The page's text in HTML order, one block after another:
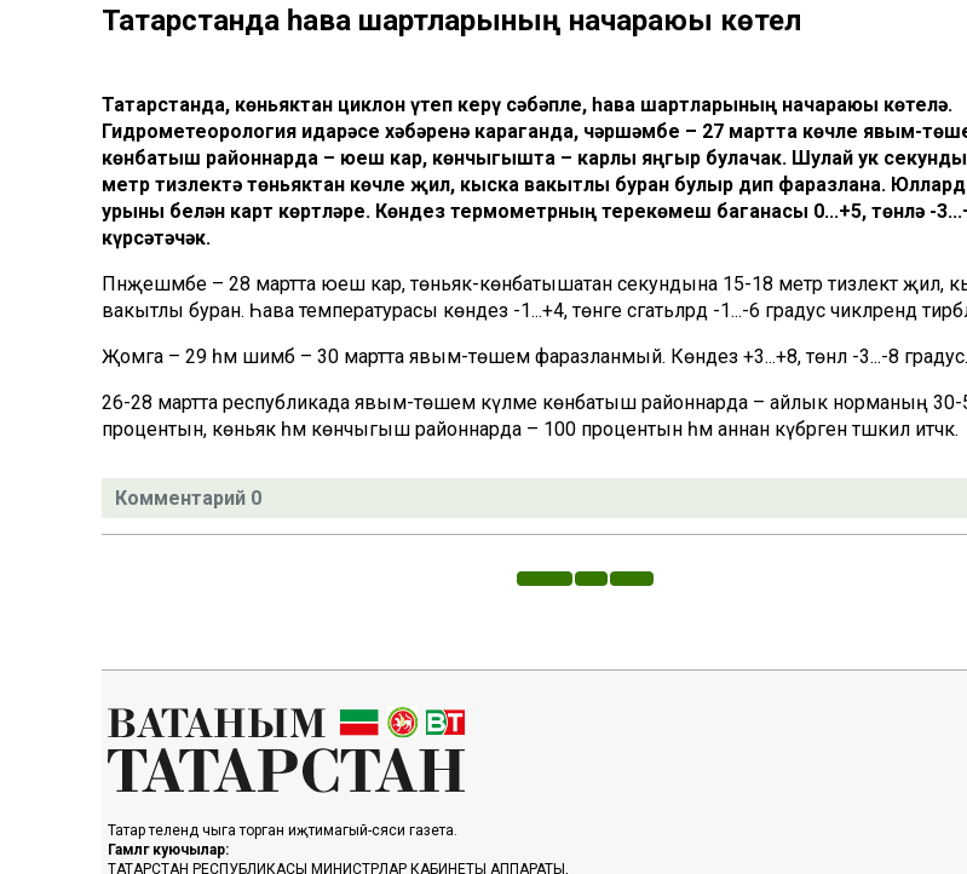
Татарстанда һава шартларының начараюы көтелә
Татарстанда, көньяктан циклон үтеп керү сәбәпле, һава шартларының начараюы көтелә.
Гидрометеорология идарәсе хәбәренә караганда, чәршәмбе – 27 мартта көчле явым-
көнбатыш районнарда – юеш кар, көнчыгышта – карлы яңгыр булачак. Шулай ук
метр тизлектә төньяктан көчле җил, кыска вакытлы буран булыр дип фаразлана.
урыны белән карт көртләре. Көндез термометрның терекөмеш баганасы 0...+5, төнлә -
күрсәтәчәк.
Пәнҗешәмбе – 28 мартта юеш кар, төньяк-көнбатышатан секундына 15-18 метр тизлектә җил,
вакытлы буран. Һава температурасы көндез -1...+4, төнге сәгатьләрдә -1...-6 градус чикләрендә
Җомга – 29 һәм шимбә – 30 мартта явым-төшем фаразланмый. Көндез +3...+8, төнлә -3...-8 градус.
26-28 мартта республикада явым-төшем күләме көнбатыш районнарда – айлык норманың 30-
процентын, көньяк һәм көнчыгыш районнарда – 100 процентын һәм аннан күбрәген тәшкил итәчәк.
Комментарий 0
Татар телендә чыга торган иҗтимагый-сәяси газета.
Гамәлгә куючылар:
ТАТАРСТАН РЕСПУБЛИКАСЫ МИНИСТРЛАР КАБИНЕТЫ АППАРАТЫ,